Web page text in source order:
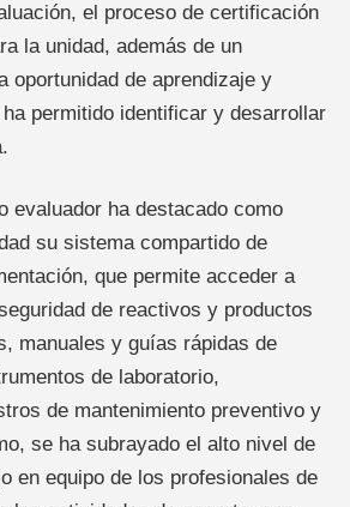
el proceso de certificación
la unidad, además de un
oportunidad de aprendizaje y
permitido identificar y desarrollar
evaluador ha destacado como
su sistema compartido de
que permite acceder a
de reactivos y productos
manuales y guías rápidas de
de laboratorio,
de mantenimiento preventivo y
se ha subrayado el alto nivel de
en equipo de los profesionales de